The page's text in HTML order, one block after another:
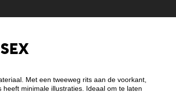
Met een tweeweg rits aan de voorkant,
minimale illustraties. Ideaal om te laten